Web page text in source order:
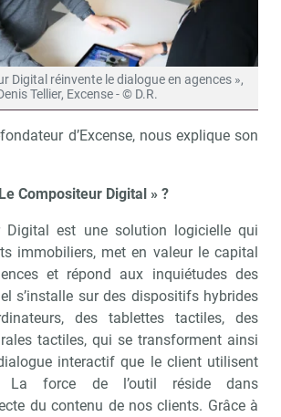
Digital réinvente le dialogue en agences »,
Tellier, Excense - © D.R.
d’Excense, nous explique son
Compositeur Digital » ?
Digital est une solution logicielle qui
immobiliers, met en valeur le capital
et répond aux inquiétudes des
s’installe sur des dispositifs hybrides
des tablettes tactiles, des
tactiles, qui se transforment ainsi
interactif que le client utilisent
La force de l’outil réside dans
du contenu de nos clients. Grâce à